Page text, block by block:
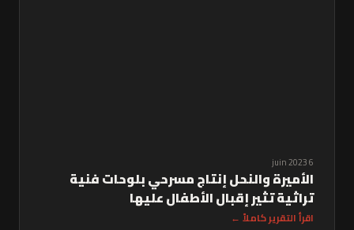
6 juin 2023
الأميرة والنحل إنتاج مسرحي بلوحات فنية
تراثية تثير إقبال الأطفال عليها
اقرأ التقرير كاملاً ←